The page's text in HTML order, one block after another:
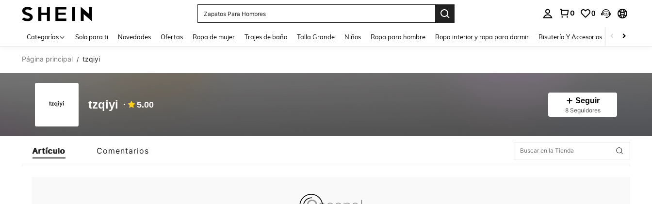
Zapatos Para Hombres
0 0
Categorías Solo para ti Novedades Ofertas Ropa de mujer Trajes de baño Talla Grande Niños Ropa para hombre Ropa interior y ropa para dormir Bisutería Y Accesorios Zapatos
Página principal / tzqiyi
tzqiyi 5.00 Seguir
8 Seguidores
Artículo Comentarios